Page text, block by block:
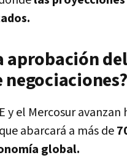
aprobación
negociaciones?
y el Mercosur
abarcará a más de
global.